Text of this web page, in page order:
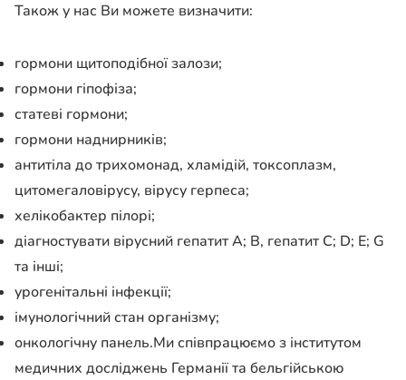
Також у нас Ви можете визначити:
гормони щитоподібної залози;
гормони гіпофіза;
статеві гормони;
гормони наднирників;
антитіла до трихомонад, хламідій, токсоплазм,
цитомегаловірусу, вірусу герпеса;
хелікобактер пілорі;
діагностувати вірусний гепатит А; В, гепатит С; D; E; G
та інші;
урогенітальні інфекції;
імунологічний стан організму;
онкологічну панель.Ми співпрацюємо з інститутом
медичних досліджень Германії та бельгійською